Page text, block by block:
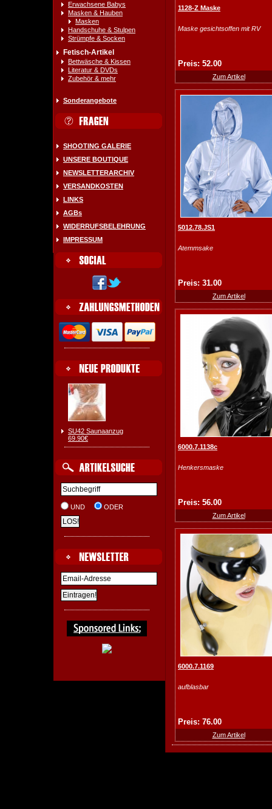
Erwachsene Babys
Masken & Hauben
Masken
Handschuhe & Stulpen
Strümpfe & Socken
Fetisch-Artikel
Bettwäsche & Kissen
Literatur & DVDs
Zubehör & mehr
Sonderangebote
SHOOTING GALERIE
UNSERE BOUTIQUE
NEWSLETTERARCHIV
VERSANDKOSTEN
LINKS
AGBs
WIDERRUFSBELEHRUNG
IMPRESSUM
SU42 Saunaanzug
69.90€
UND ODER
1128-Z Maske
Maske gesichtsoffen mit RV
Preis: 52.00
Zum Artikel
5012.78.JS1
Atemmsake
Preis: 31.00
Zum Artikel
6000.7.1138c
Henkersmaske
Preis: 56.00
Zum Artikel
6000.7.1169
aufblasbar
Preis: 76.00
Zum Artikel